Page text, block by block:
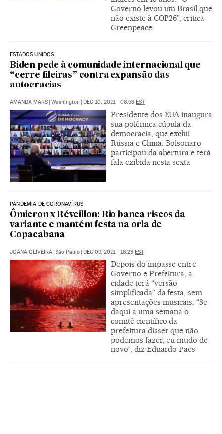
Governo levou um Brasil que
não existe à COP26”, critica
Greenpeace
ESTADOS UNIDOS
Biden pede à comunidade internacional que
“cerre fileiras” contra expansão das
autocracias
AMANDA MARS | Washington | DEC 10, 2021 - 06:58 EST
Presidente dos EUA inaugura
sua polêmica cúpula da
democracia, que exclui
Rússia e China. Bolsonaro
participou da abertura e terá
fala exibida nesta sexta
PANDEMIA DE CORONAVÍRUS
Ômicron x Réveillon: Rio banca riscos da
variante e mantém festa na orla de
Copacabana
JOANA OLIVEIRA | São Paulo | DEC 09, 2021 - 16:23 EST
Depois do impasse entre
Governo e Prefeitura, a
cidade terá “versão
simplificada” da festa, sem
apresentações musicais. “Se
daqui a uma semana o
comitê científico da
prefeitura disser que não
podemos fazer, eu mudo de
novo”, diz Eduardo Paes